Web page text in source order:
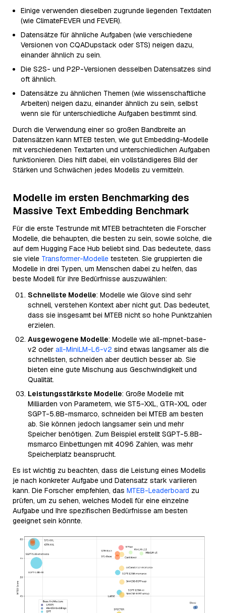
Einige verwenden dieselben zugrunde liegenden Textdaten
(wie ClimateFEVER und FEVER).
Datensätze für ähnliche Aufgaben (wie verschiedene
Versionen von CQADupstack oder STS) neigen dazu,
einander ähnlich zu sein.
Die S2S- und P2P-Versionen desselben Datensatzes sind
oft ähnlich.
Datensätze zu ähnlichen Themen (wie wissenschaftliche
Arbeiten) neigen dazu, einander ähnlich zu sein, selbst
wenn sie für unterschiedliche Aufgaben bestimmt sind.
Durch die Verwendung einer so großen Bandbreite an
Datensätzen kann MTEB testen, wie gut Embedding-Modelle
mit verschiedenen Textarten und unterschiedlichen Aufgaben
funktionieren. Dies hilft dabei, ein vollständigeres Bild der
Stärken und Schwächen jedes Modells zu vermitteln.
Modelle im ersten Benchmarking des
Massive Text Embedding Benchmark
Für die erste Testrunde mit MTEB betrachteten die Forscher
Modelle, die behaupten, die besten zu sein, sowie solche, die
auf dem Hugging Face Hub beliebt sind. Das bedeutete, dass
sie viele Transformer-Modelle testeten. Sie gruppierten die
Modelle in drei Typen, um Menschen dabei zu helfen, das
beste Modell für ihre Bedürfnisse auszuwählen:
Schnellste Modelle: Modelle wie Glove sind sehr
schnell, verstehen Kontext aber nicht gut. Das bedeutet,
dass sie insgesamt bei MTEB nicht so hohe Punktzahlen
erzielen.
Ausgewogene Modelle: Modelle wie all-mpnet-base-
v2 oder all-MiniLM-L6-v2 sind etwas langsamer als die
schnellsten, schneiden aber deutlich besser ab. Sie
bieten eine gute Mischung aus Geschwindigkeit und
Qualität.
Leistungsstärkste Modelle: Große Modelle mit
Milliarden von Parametern, wie ST5-XXL, GTR-XXL oder
SGPT-5.8B-msmarco, schneiden bei MTEB am besten
ab. Sie können jedoch langsamer sein und mehr
Speicher benötigen. Zum Beispiel erstellt SGPT-5.8B-
msmarco Einbettungen mit 4096 Zahlen, was mehr
Speicherplatz beansprucht.
Es ist wichtig zu beachten, dass die Leistung eines Modells
je nach konkreter Aufgabe und Datensatz stark variieren
kann. Die Forscher empfehlen, das MTEB-Leaderboard zu
prüfen, um zu sehen, welches Modell für eine einzelne
Aufgabe und Ihre spezifischen Bedürfnisse am besten
geeignet sein könnte.